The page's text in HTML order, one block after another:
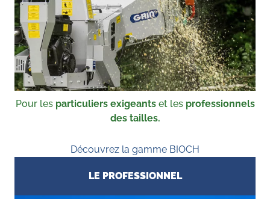
Pour les particuliers exigeantset les professionnels
des tailles.
Découvrez la gamme BIOCH
LE PROFESSIONNEL